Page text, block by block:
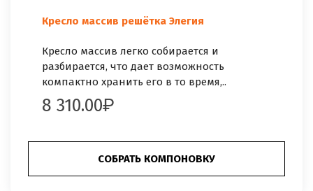
Кресло массив решётка Элегия
Кресло массив легко собирается и
разбирается, что дает возможность
компактно хранить его в то время,..
8 310.00
СОБРАТЬ КОМПОНОВКУ